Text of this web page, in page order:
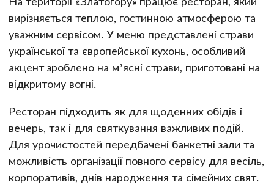
вирізняється теплою, гостинною атмосферою та
уважним сервісом. У меню представлені страви
української та європейської кухонь, особливий
акцент зроблено на м’ясні страви, приготовані на
відкритому вогні.
Ресторан підходить як для щоденних обідів і
вечерь, так і для святкування важливих подій.
Для урочистостей передбачені банкетні зали та
можливість організації повного сервісу для весіль,
корпоративів, днів народження та сімейних свят.